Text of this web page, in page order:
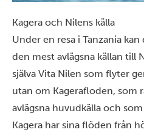
Kagera och Nilens källa
Under en resa i Tanzania
den mest avlägsna källan till
själva Vita Nilen som flyter
utan om Kagerafloden, som
avlägsna huvudkälla och
Kagera har sina flöden från